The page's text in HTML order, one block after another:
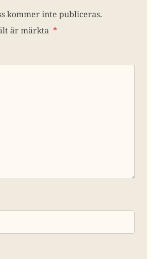
kommer inte publiceras.
är märkta *